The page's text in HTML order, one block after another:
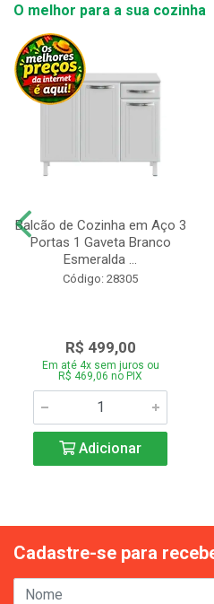
O melhor para a sua cozinha
Balcão de Cozinha em Aço 3
Portas 1 Gaveta Branco
Esmeralda ...
Código: 28305
R$ 499,00
Em até 4x sem juros ou
R$ 469,06 no PIX
Adicionar
Cadastre-se para